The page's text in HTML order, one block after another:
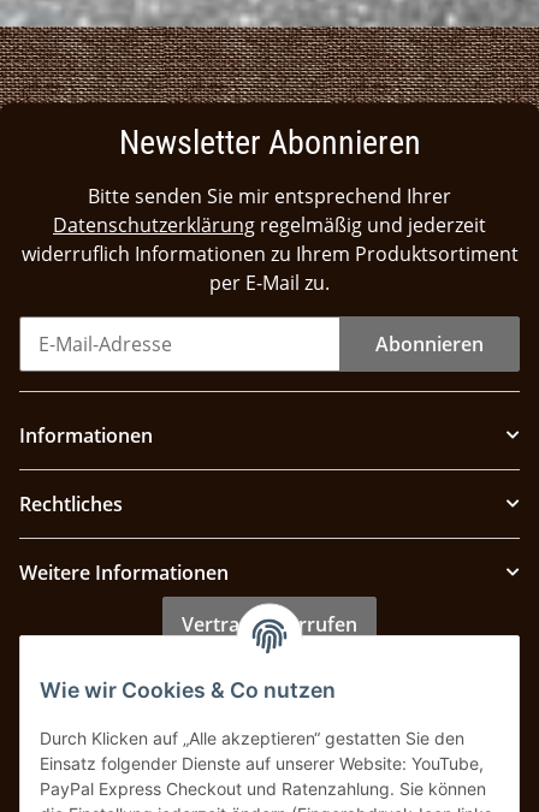
Newsletter Abonnieren
Bitte senden Sie mir entsprechend Ihrer
Datenschutzerklärung regelmäßig und jederzeit
widerruflich Informationen zu Ihrem Produktsortiment
per E-Mail zu.
Abonnieren
Informationen
Rechtliches
Weitere Informationen
Vertrag widerrufen
Zahlung & Versand
Wie wir Cookies & Co nutzen
Durch Klicken auf „Alle akzeptieren“ gestatten Sie den
Einsatz folgender Dienste auf unserer Website: YouTube,
PayPal Express Checkout und Ratenzahlung. Sie können